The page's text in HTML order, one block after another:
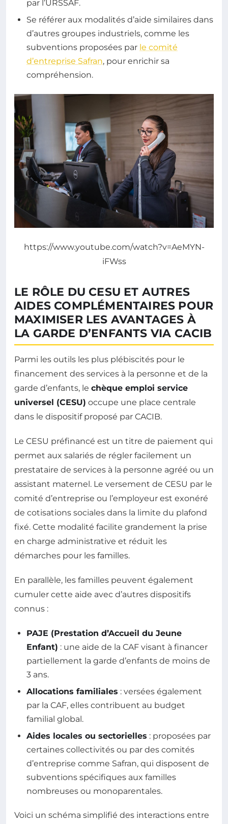
par l’URSSAF.
Se référer aux modalités d’aide similaires dans
d’autres groupes industriels, comme les
subventions proposées par le comité
d’entreprise Safran, pour enrichir sa
compréhension.
https://www.youtube.com/watch?v=AeMYN-
iFWss
LE RÔLE DU CESU ET AUTRES
AIDES COMPLÉMENTAIRES POUR
MAXIMISER LES AVANTAGES À
LA GARDE D’ENFANTS VIA CACIB
Parmi les outils les plus plébiscités pour le
financement des services à la personne et de la
garde d’enfants, le chèque emploi service
universel (CESU) occupe une place centrale
dans le dispositif proposé par CACIB.
Le CESU préfinancé est un titre de paiement qui
permet aux salariés de régler facilement un
prestataire de services à la personne agréé ou un
assistant maternel. Le versement de CESU par le
comité d’entreprise ou l’employeur est exonéré
de cotisations sociales dans la limite du plafond
fixé. Cette modalité facilite grandement la prise
en charge administrative et réduit les
démarches pour les familles.
En parallèle, les familles peuvent également
cumuler cette aide avec d’autres dispositifs
connus :
PAJE (Prestation d’Accueil du Jeune
Enfant) : une aide de la CAF visant à financer
partiellement la garde d’enfants de moins de
3 ans.
Allocations familiales : versées également
par la CAF, elles contribuent au budget
familial global.
Aides locales ou sectorielles : proposées par
certaines collectivités ou par des comités
d’entreprise comme Safran, qui disposent de
subventions spécifiques aux familles
nombreuses ou monoparentales.
Voici un schéma simplifié des interactions entre